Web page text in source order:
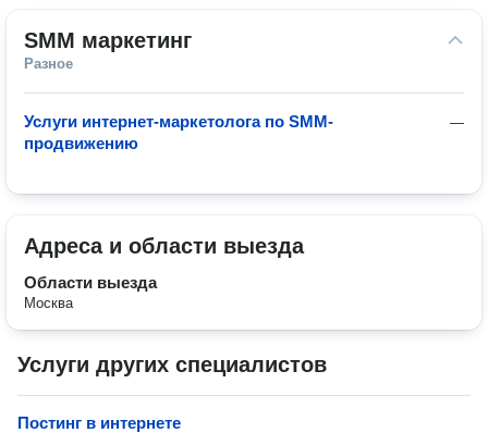
SMM маркетинг
Разное
—
Услуги интернет-маркетолога по SMM-
продвижению
Адреса и области выезда
Области выезда
Москва
Услуги других специалистов
Постинг в интернете